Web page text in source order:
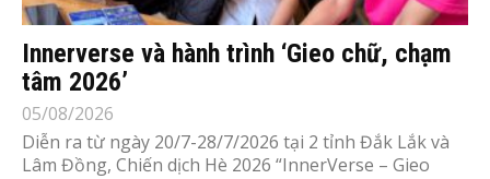
Innerverse và hành trình ‘Gieo chữ, chạm
tâm 2026’
05/08/2026
Diễn ra từ ngày 20/7-28/7/2026 tại 2 tỉnh Đắk Lắk và
Lâm Đồng, Chiến dịch Hè 2026 “InnerVerse – Gieo